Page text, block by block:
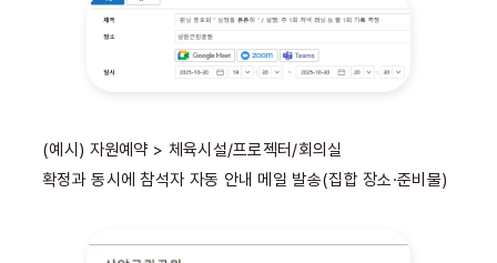
(예시) 자원예약 > 체육시설/프로젝터/회의실
확정과 동시에 참석자 자동 안내 메일 발송(집합 장소·준비물)